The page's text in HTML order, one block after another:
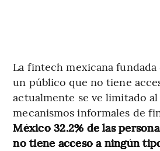
La fintech mexicana fundada
un público que no tiene
actualmente se ve limitado al
mecanismos informales de
México 32.2% de las
no tiene acceso a ningún